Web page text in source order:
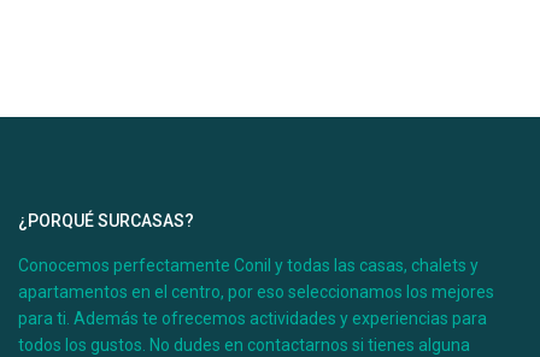
¿PORQUÉ SURCASAS?
Conocemos perfectamente Conil y todas las casas, chalets y
apartamentos en el centro, por eso seleccionamos los mejores
para ti. Además te ofrecemos actividades y experiencias para
todos los gustos. No dudes en contactarnos si tienes alguna